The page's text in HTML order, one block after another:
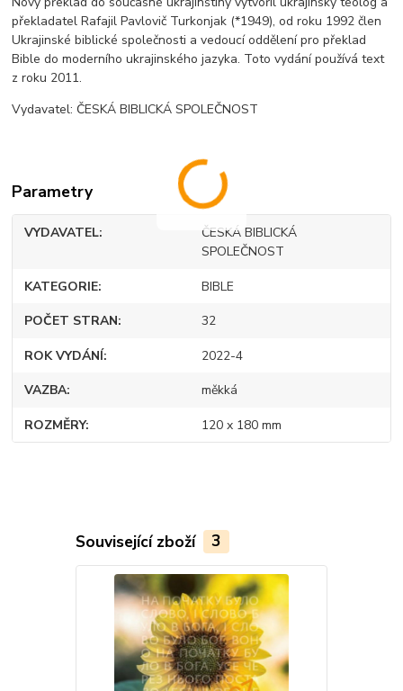
překladatel Rafajil Pavlovič Turkonjak (*1949), od roku 1992 člen
Ukrajinské biblické společnosti a vedoucí oddělení pro překlad
Bible do moderního ukrajinského jazyka. Toto vydání používá text
z roku 2011.
Vydavatel: ČESKÁ BIBLICKÁ SPOLEČNOST
Parametry
VYDAVATEL
ČESKÁ BIBLICKÁ
SPOLEČNOST
KATEGORIE BIBLE
POČET STRAN 32
ROK VYDÁNÍ 2022-4
VAZBA měkká
ROZMĚRY 120 x 180 mm
Související zboží 3